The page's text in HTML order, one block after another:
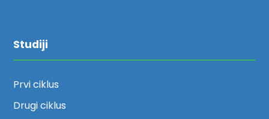
Studiji
Prvi ciklus
Drugi ciklus